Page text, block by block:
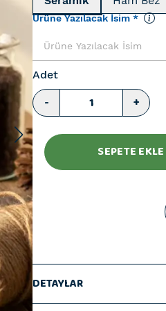
Ürüne Yazılacak İsim *
Adet
- +
SEPETE EKLE
DETAYLAR